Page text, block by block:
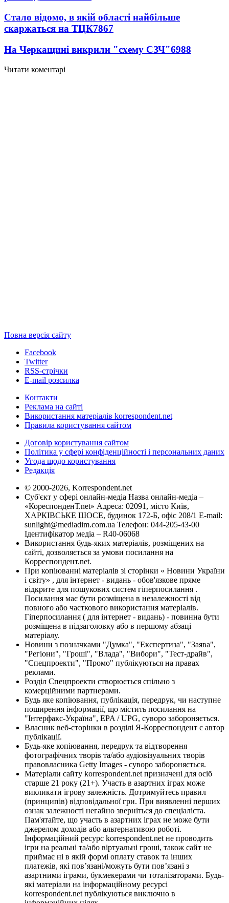
Стало відомо, в якій області найбільше
скаржаться на ТЦК7867
На Черкащині викрили "схему СЗЧ"6988
Читати коментарі
Повна версія сайту
Facebook
Twitter
RSS-стрічки
E-mail розсилка
Контакти
Реклама на сайті
Використання матеріалів korrespondent.net
Правила користування сайтом
Договір користування сайтом
Політика у сфері конфіденційності і персональних даних
Угода щодо користування
Редакція
© 2000-2026, Korrespondent.net
Суб'єкт у сфері онлайн-медіа Назва онлайн-медіа –
«КореспонденТ.net» Адреса: 02091, місто Київ,
ХАРКІВСЬКЕ ШОСЕ, будинок 172-Б, офіс 208/1 E-mail:
sunlight@mediadim.com.ua Телефон: 044-205-43-00
Ідентифікатор медіа – R40-06068
Використання будь-яких матеріалів, розміщених на
сайті, дозволяється за умови посилання на
Корреспондент.net.
При копіюванні матеріалів зі сторінки « Новини України
і світу» , для інтернет - видань - обов'язкове пряме
відкрите для пошукових систем гіперпосилання .
Посилання має бути розміщена в незалежності від
повного або часткового використання матеріалів.
Гіперпосилання ( для інтернет - видань) - повинна бути
розміщена в підзаголовку або в першому абзаці
матеріалу.
Новини з позначками "Думка", "Експертиза", "Заява",
"Регіони", "Гроші", "Влада", "Вибори", "Тест-драйв",
"Спецпроекти", "Промо" публікуються на правах
реклами.
Розділ Спецпроекти створюється спільно з
комерційними партнерами.
Будь яке копіювання, публікація, передрук, чи наступне
поширення інформації, що містить посилання на
"Інтерфакс-Україна", EPA / UPG, суворо забороняється.
Власник веб-сторінки в розділі Я-Корреспондент є автор
публікації.
Будь-яке копіювання, передрук та відтворення
фотографічних творів та/або аудіовізуальних творів
правовласника Getty Images - суворо забороняється.
Матеріали сайту korrespondent.net призначені для осіб
старше 21 року (21+). Участь в азартних іграх може
викликати ігрову залежність. Дотримуйтесь правил
(принципів) відповідальної гри. При виявленні перших
ознак залежності негайно зверніться до спеціаліста.
Пам'ятайте, що участь в азартних іграх не може бути
джерелом доходів або альтернативою роботі.
Інформаційний ресурс korrespondent.net не проводить
ігри на реальні та/або віртуальні гроші, також сайт не
приймає ні в якій формі оплату ставок та інших
платежів, які пов’язані/можуть бути пов’язані з
азартними іграми, букмекерами чи тоталізаторами. Будь-
які матеріали на інформаційному ресурсі
korrespondent.net публікуються виключно в